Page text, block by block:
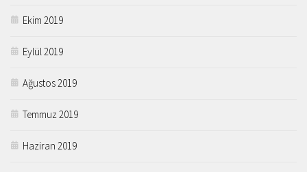
Ekim 2019
Eylül 2019
Ağustos 2019
Temmuz 2019
Haziran 2019